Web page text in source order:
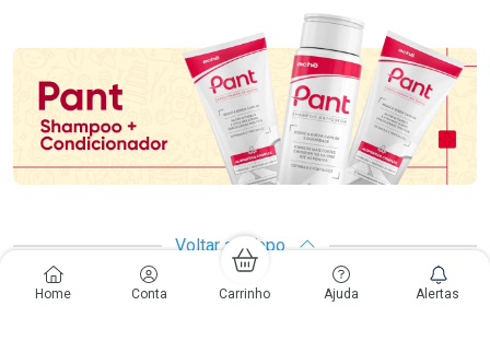
Home Conta Carrinho Ajuda Alertas
Voltar ao Topo